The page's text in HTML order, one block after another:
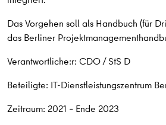
Das Vorgehen soll als Handbuch (für
das Berliner
Verantwortliche:r: CDO / StS D
Beteiligte: IT-Dienstleistungszentrum
Zeitraum: 2021 – Ende 2023